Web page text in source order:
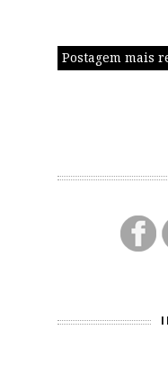
Postagem mais